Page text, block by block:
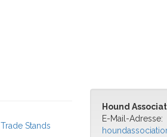
Trade Stands
Hound
E-Mail-Adresse: